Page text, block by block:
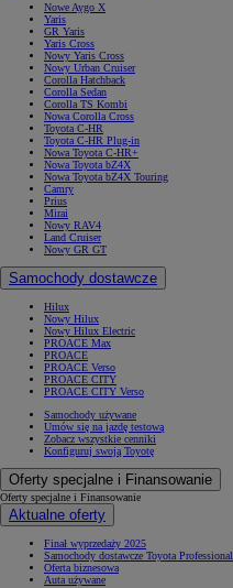
Nowe Aygo X
Yaris
GR Yaris
Yaris Cross
Nowy Yaris Cross
Nowy Urban Cruiser
Corolla Hatchback
Corolla Sedan
Corolla TS Kombi
Nowa Corolla Cross
Toyota C-HR
Toyota C-HR Plug-in
Nowa Toyota C-HR+
Nowa Toyota bZ4X
Nowa Toyota bZ4X Touring
Camry
Prius
Mirai
Nowy RAV4
Land Cruiser
Nowy GR GT
Samochody dostawcze
Hilux
Nowy Hilux
Nowy Hilux Electric
PROACE Max
PROACE
PROACE Verso
PROACE CITY
PROACE CITY Verso
Samochody używane
Umów się na jazdę testową
Zobacz wszystkie cenniki
Konfiguruj swoją Toyotę
Oferty specjalne i Finansowanie
Oferty specjalne i Finansowanie
Aktualne oferty
Finał wyprzedaży 2025
Samochody dostawcze Toyota Professional
Oferta biznesowa
Auta używane